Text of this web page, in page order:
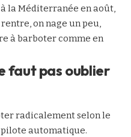
la Méditerranée en août,
on nage un peu,
à barboter comme en
faut pas oublier
radicalement selon le
pilote automatique.